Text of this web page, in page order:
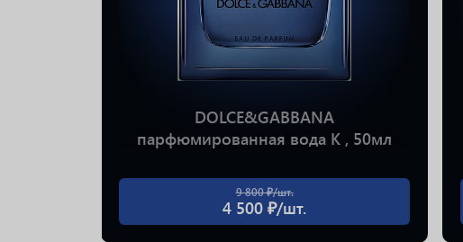
DOLCE&GABBANA
парфюмированная вода K , 50мл
9 800 ₽/шт.
4 500 ₽/шт.